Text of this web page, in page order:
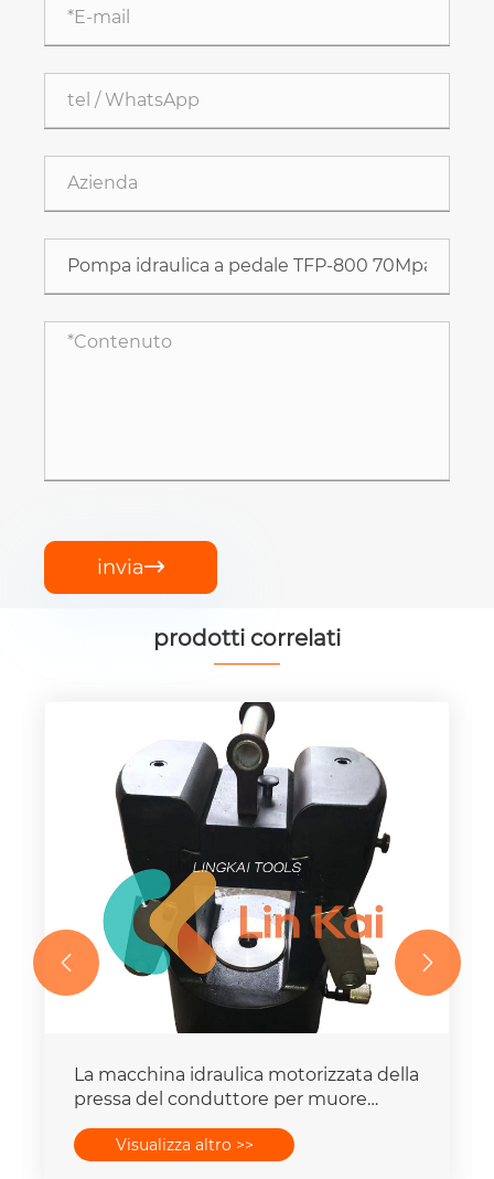
invia
prodotti correlati
La macchina idraulica motorizzata della
pressa del conduttore per muore
400mm2 degli insiemi 25T-300T
Visualizza altro >>
 